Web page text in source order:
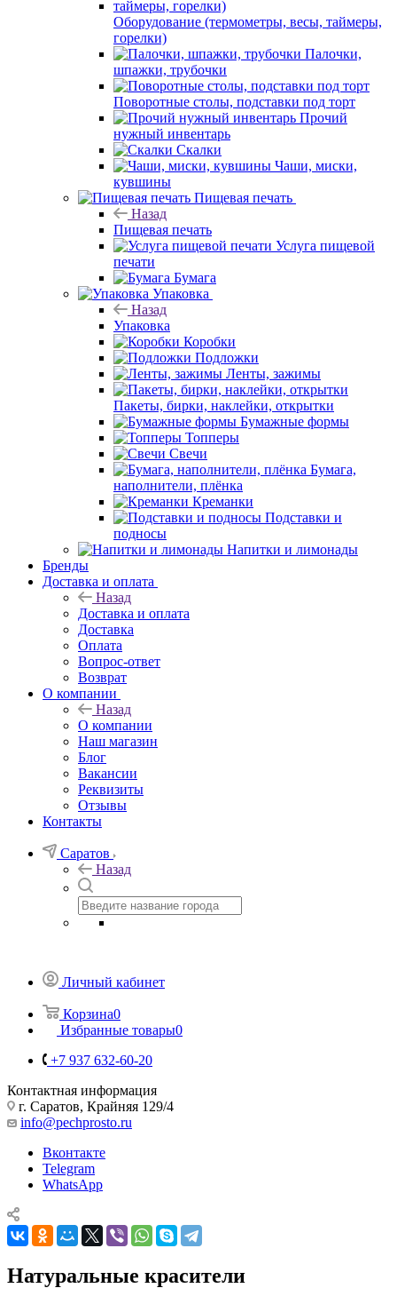
Оборудование (термометры, весы, таймеры,
горелки)
Палочки,
шпажки, трубочки
Поворотные столы, подставки под торт
Прочий
нужный инвентарь
Скалки
Чаши, миски,
кувшины
Пищевая печать
Назад
Пищевая печать
Услуга пищевой
печати
Бумага
Упаковка
Назад
Упаковка
Коробки
Подложки
Ленты, зажимы
Пакеты, бирки, наклейки, открытки
Бумажные формы
Топперы
Свечи
Бумага,
наполнители, плёнка
Креманки
Подставки и
подносы
Напитки и лимонады
Бренды
Доставка и оплата
Назад
Доставка и оплата
Доставка
Оплата
Вопрос-ответ
Возврат
О компании
Назад
О компании
Наш магазин
Блог
Вакансии
Реквизиты
Отзывы
Контакты
Саратов
Назад
Личный кабинет
Корзина0
Избранные товары0
+7 937 632-60-20
Контактная информация
г. Саратов, Крайняя 129/4
info@pechprosto.ru
Вконтакте
Telegram
WhatsApp
Натуральные красители